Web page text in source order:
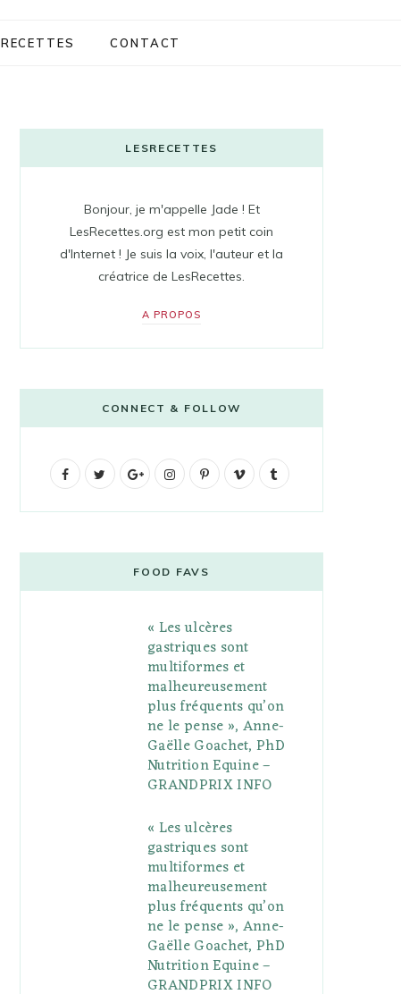
RECETTES CONTACT
LESRECETTES
Bonjour, je m'appelle Jade ! Et
LesRecettes.org est mon petit coin
d'Internet ! Je suis la voix, l'auteur et la
créatrice de LesRecettes.
A PROPOS
CONNECT & FOLLOW
F
b
t
G
g
l
e
P
u
s
I
t
a
g
r
a
P
e
r
e
s
V
o
l
FOOD FAVS
« Les ulcères
gastriques sont
multiformes et
malheureusement
plus fréquents qu’on
ne le pense », Anne-
Gaëlle Goachet, PhD
Nutrition Equine –
GRANDPRIX INFO
« Les ulcères
gastriques sont
multiformes et
malheureusement
plus fréquents qu’on
ne le pense », Anne-
Gaëlle Goachet, PhD
Nutrition Equine –
GRANDPRIX INFO